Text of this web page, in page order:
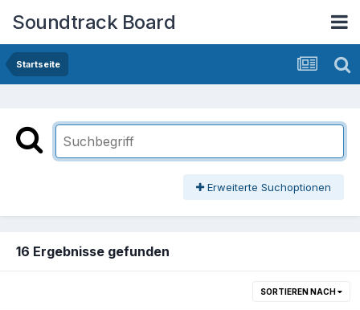
Soundtrack Board
Startseite
Erweiterte Suchoptionen
16 Ergebnisse gefunden
SORTIEREN NACH